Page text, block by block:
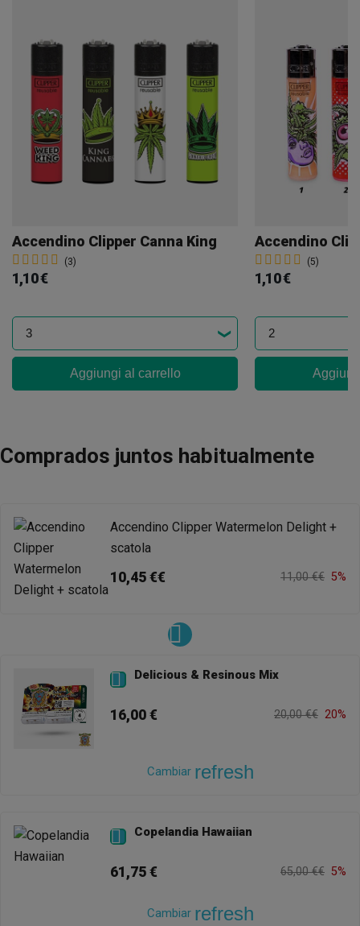
Accendino Clipper Canna King
(3)
1,10 €
Aggiungi al carrello
Accendino
(5)
1,10 €
Comprados juntos habitualmente
Accendino Clipper Watermelon Delight +
scatola
10,45 €€ 11,00 €€ 5%
 Delicious & Resinous Mix
16,00 € 20,00 €€ 20%
Cambiar refresh
 Copelandia Hawaiian
61,75 € 65,00 €€ 5%
Cambiar refresh